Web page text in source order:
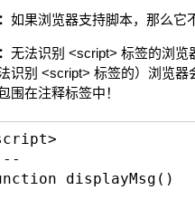
如果浏览器支持脚本，那么它
无法识别 <script> 标签的浏览
法识别 <script> 标签的）浏览
围在注释标签中！
displayMsg()